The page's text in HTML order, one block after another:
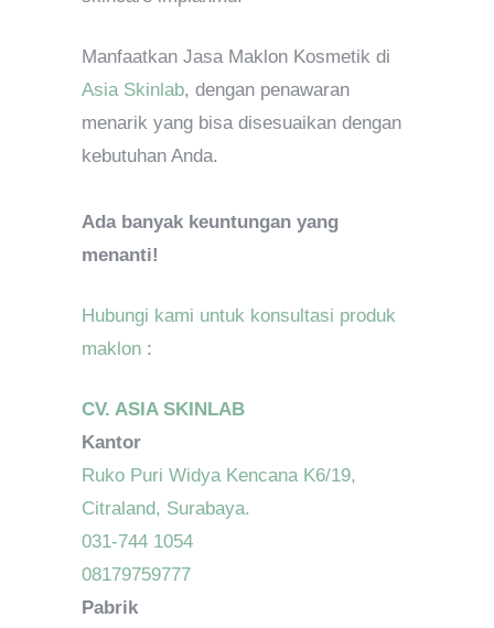
Manfaatkan Jasa Maklon Kosmetik di
Asia Skinlab, dengan penawaran
menarik yang bisa disesuaikan dengan
kebutuhan Anda.
Ada banyak keuntungan yang
menanti!
Hubungi kami untuk konsultasi produk
maklon :
CV. ASIA SKINLAB
Kantor
Ruko Puri Widya Kencana K6/19,
Citraland, Surabaya.
031-744 1054
08179759777
Pabrik